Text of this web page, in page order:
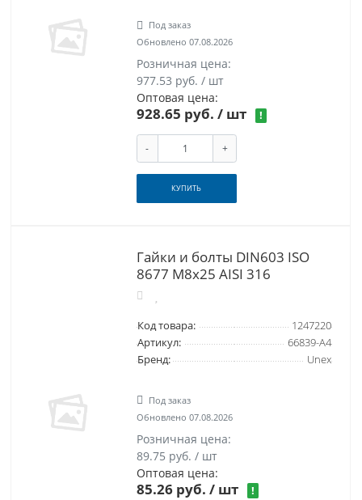
Под заказ
Обновлено 07.08.2026
Розничная цена:
977.53 руб. / шт
Оптовая цена:
928.65 руб. / шт !
- +
КУПИТЬ
Гайки и болты DIN603 ISO
8677 M8x25 AISI 316
Код товара:
1247220
Артикул:
66839-A4
Бренд:
Unex
Под заказ
Обновлено 07.08.2026
Розничная цена:
89.75 руб. / шт
Оптовая цена:
85.26 руб. / шт !